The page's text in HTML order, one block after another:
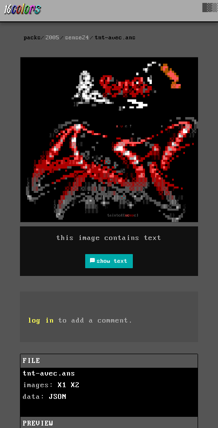
packs 2005 sense24 tnt-avec.ans
this image contains text
show text
log in to add a comment.
FILE
tnt-avec.ans
images: X1
X2
data: JSON
PREVIEW